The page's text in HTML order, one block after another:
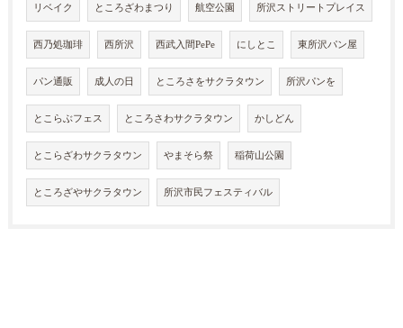
リベイク ところざわまつり 航空公園 所沢ストリートプレイス
西乃処珈琲 西所沢 西武入間PePe にしとこ 東所沢パン屋
パン通販 成人の日 ところさをサクラタウン 所沢パンを
とこらぶフェス ところさわサクラタウン かしどん
とこらざわサクラタウン やまそら祭 稲荷山公園
ところざやサクラタウン 所沢市民フェスティバル